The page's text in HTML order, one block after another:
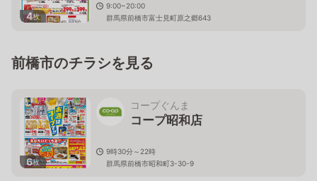
4枚
9:00~20:00
群馬県前橋市富士見町原之郷643
前橋市のチラシを見る
6枚
コープぐんま
コープ昭和店
9時30分～22時
群馬県前橋市昭和町3-30-9